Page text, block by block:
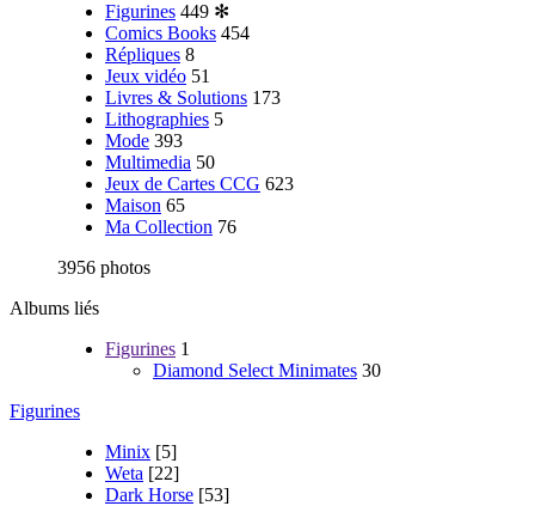
Figurines 449 ✻
Comics Books 454
Répliques 8
Jeux vidéo 51
Livres & Solutions 173
Lithographies 5
Mode 393
Multimedia 50
Jeux de Cartes CCG 623
Maison 65
Ma Collection 76
3956 photos
Albums liés
Figurines 1
Diamond Select Minimates 30
Figurines
Minix [5]
Weta [22]
Dark Horse [53]